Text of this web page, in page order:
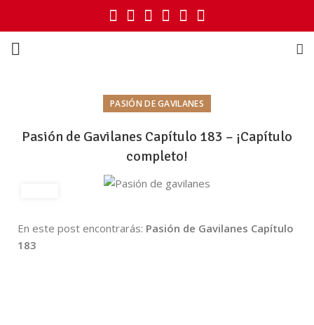
PASIÓN DE GAVILANES
Pasión de Gavilanes Capítulo 183 – ¡Capítulo
completo!
En este post encontrarás: Pasión de Gavilanes Capítulo
183